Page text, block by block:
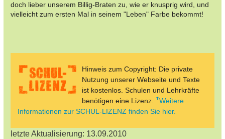
doch lieber unserem Billig-Braten zu, wie er knusprig wird, und
vielleicht zum ersten Mal in seinem "Leben" Farbe bekommt!
Hinweis zum Copyright: Die private
Nutzung unserer Webseite und Texte
ist kostenlos. Schulen und Lehrkräfte
benötigen eine Lizenz.
Weitere
Informationen zur SCHUL-LIZENZ finden Sie hier.
letzte Aktualisierung: 13.09.2010